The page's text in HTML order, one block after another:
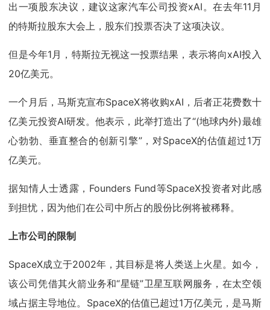
出一项股东决议，建议这家汽车公司投资xAI。在去年11月
的特斯拉股东大会上，股东们投票否决了这项决议。
但是今年1月，特斯拉无视这一投票结果，表示将向xAI投入
20亿美元。
一个月后，马斯克宣布SpaceX将收购xAI，后者正花费数十
亿美元投资AI研发。他表示，此举打造出了“(地球内外)最雄
心勃勃、垂直整合的创新引擎”，对SpaceX的估值超过1万
亿美元。
据知情人士透露，Founders Fund等SpaceX投资者对此感
到担忧，因为他们在公司中所占的股份比例将被稀释。
上市公司的限制
SpaceX成立于2002年，其目标是将人类送上火星。如今，
该公司凭借其火箭业务和“星链”卫星互联网服务，在太空领
域占据主导地位。SpaceX的估值已超过1万亿美元，是马斯